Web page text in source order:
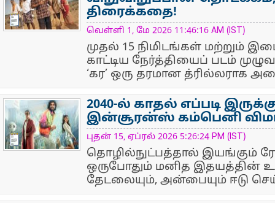
NewsIcon
திரைக்கதை!
வெள்ளி 1, மே 2026 11:46:16 AM (IST)
முதல் 15 நிமிடங்கள் மற்றும்
காட்டிய நேர்த்தியைப் படம்
‘கர’ ஒரு தரமான த்ரில்லராக
NewsIcon
2040-ல் காதல் எப்படி
இன்சூரன்ஸ் கம்பெனி
புதன் 15, ஏப்ரல் 2026 5:26:24 PM (IST)
தொழில்நுட்பத்தால் இயங்கும்
ஒருபோதும் மனித
தேடலையும், அன்பையும் ஈடு